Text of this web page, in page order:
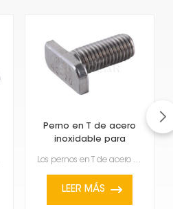
Perno en T de acero
inoxidable para
Los pernos en T de acero inoxidable para estructuras de montaje solar son fijaciones resistentes y v...
LEER MÁS